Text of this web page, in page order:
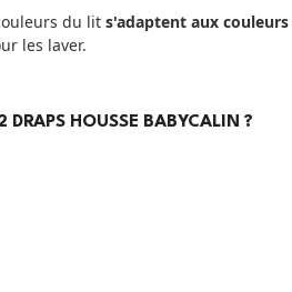
du lit s'adaptent aux couleurs
les laver.
DRAPS HOUSSE BABYCALIN ?